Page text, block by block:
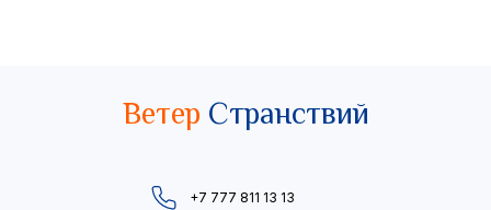
Ветер Странствий
+7 777 811 13 13